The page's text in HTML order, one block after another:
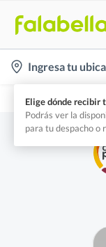
location-
Ingresa tu
Elige dónde recibir
Podrás ver la
para tu despacho o
Home CMR Puntos